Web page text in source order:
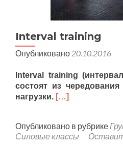
Interval training
Опубликовано 20.10.2016
Interval training
состоят из
нагрузки. […]
Опубликовано в рубрике
Силовые классы